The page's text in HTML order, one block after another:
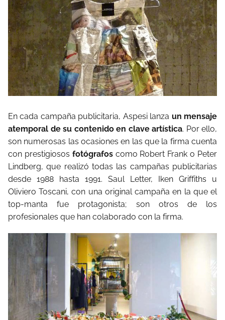
En cada campaña publicitaria, Aspesi lanza un mensaje
atemporal de su contenido en clave artística. Por ello,
son numerosas las ocasiones en las que la firma cuenta
con prestigiosos fotógrafos como Robert Frank o Peter
Lindberg, que realizó todas las campañas publicitarias
desde 1988 hasta 1991. Saul Letter, Iken Griffiths u
Oliviero Toscani, con una original campaña en la que el
top-manta fue protagonista; son otros de los
profesionales que han colaborado con la firma.